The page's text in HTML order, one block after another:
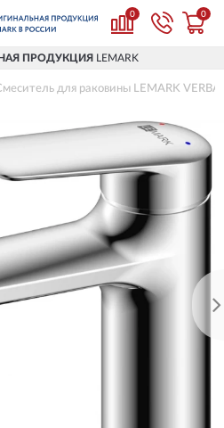
0 0
ПРОДУКЦИЯ LEMARK
для раковины LEMARK